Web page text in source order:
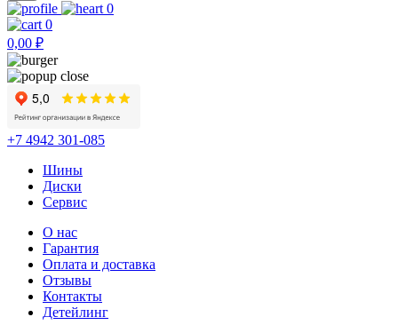
0
0
0,00 ₽
+7 4942 301-085
Шины
Диски
Сервис
О нас
Гарантия
Оплата и доставка
Отзывы
Контакты
Детейлинг